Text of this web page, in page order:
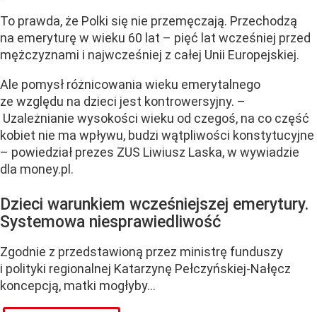
To prawda, że Polki się nie przemęczają. Przechodzą
na emeryturę w wieku 60 lat – pięć lat wcześniej przed
mężczyznami i najwcześniej z całej Unii Europejskiej.
Ale pomysł różnicowania wieku emerytalnego
ze względu na dzieci jest kontrowersyjny. –
Uzależnianie wysokości wieku od czegoś, na co część
kobiet nie ma wpływu, budzi wątpliwości konstytucyjne
– powiedział prezes ZUS Liwiusz Laska, w wywiadzie
dla money.pl.
Dzieci warunkiem wcześniejszej emerytury.
Systemowa niesprawiedliwość
Zgodnie z przedstawioną przez ministrę funduszy
i polityki regionalnej Katarzynę Pełczyńskiej-Nałęcz
koncepcją, matki mogłyby...